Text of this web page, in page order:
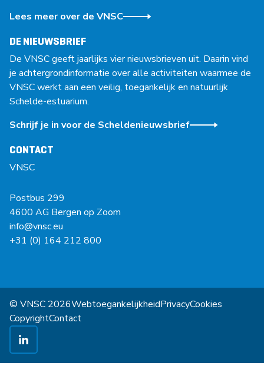
Lees meer over de VNSC
DE NIEUWSBRIEF
De VNSC geeft jaarlijks vier nieuwsbrieven uit. Daarin vind
je achtergrondinformatie over alle activiteiten waarmee de
VNSC werkt aan een veilig, toegankelijk en natuurlijk
Schelde-estuarium.
Schrijf je in voor de Scheldenieuwsbrief
CONTACT
VNSC
Postbus 299
4600 AG Bergen op Zoom
info@vnsc.eu
+31 (0) 164 212 800
© VNSC 2026WebtoegankelijkheidPrivacyCookies
CopyrightContact